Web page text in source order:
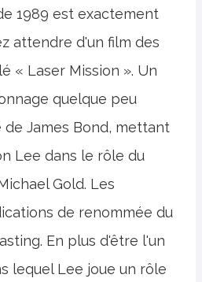
1989 est exactement
attendre d'un film des
« Laser Mission ». Un
quelque peu
James Bond, mettant
Lee dans le rôle du
Gold. Les
de renommée du
En plus d'être l'un
lequel Lee joue un rôle